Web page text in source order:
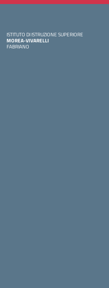
ISTITUTO DI ISTRUZIONE SUPERIORE
MOREA-VIVARELLI
FABRIANO